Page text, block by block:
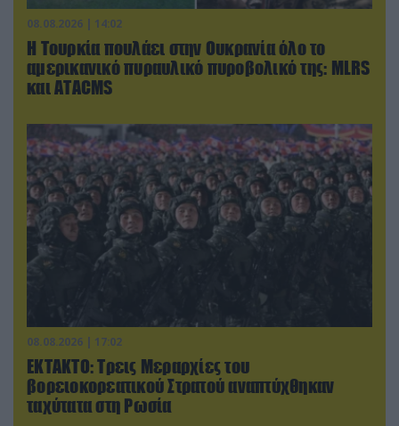
08.08.2026 | 14:02
Η Τουρκία πουλάει στην Ουκρανία όλο το
αμερικανικό πυραυλικό πυροβολικό της: MLRS
και ΑΤΑCMS
08.08.2026 | 17:02
ΕΚΤΑΚΤΟ: Τρεις Μεραρχίες του
βορειοκορεατικού Στρατού αναπτύχθηκαν
ταχύτατα στη Ρωσία